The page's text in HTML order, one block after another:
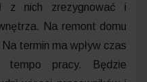
z nich zrezygnować i
Na remont domu
termin ma wpływ czas
tempo pracy. Będzie